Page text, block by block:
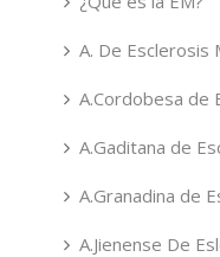
A. De Esclerosis
A.Cordobesa de
A.Gaditana de
A.Granadina de
A.Jienense De